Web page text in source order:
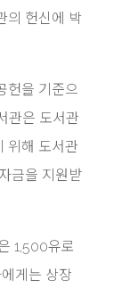
의 헌신에 박
헌을 기준으
관은 도서관
위해 도서관
금을 지원받
1,500유로
게는 상장